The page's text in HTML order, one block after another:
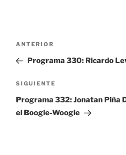
Navegación
entradas
Entrada
anterior:
ANTERIOR
Programa 330: Ricardo
Siguiente
entrada
SIGUIENTE
Programa 332: Jonatan Piña
el Boogie-Woogie